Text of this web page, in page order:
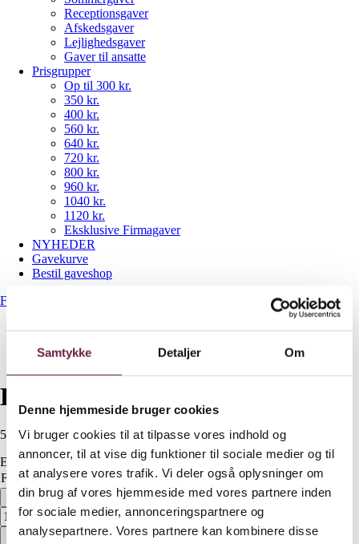
Samtykke Detaljer Om
Denne hjemmeside bruger cookies
Vi bruger cookies til at tilpasse vores indhold og
annoncer, til at vise dig funktioner til sociale medier og til
at analysere vores trafik. Vi deler også oplysninger om
din brug af vores hjemmeside med vores partnere inden
for sociale medier, annonceringspartnere og
analysepartnere. Vores partnere kan kombinere disse
Receptionsgaver
Afskedsgaver
Lejlighedsgaver
Gaver til ansatte
Prisgrupper
Op til 300 kr.
350 kr.
400 kr.
560 kr.
640 kr.
720 kr.
800 kr.
960 kr.
1040 kr.
1120 kr.
Eksklusive Firmagaver
NYHEDER
Gavekurve
Bestil gaveshop
Forside
Hâws køkkenmaskine 1500W
560,00DKK
Ekskl. moms
Farve
Ryd
Hâws køkkenmaskine 1500W antal
Bestil